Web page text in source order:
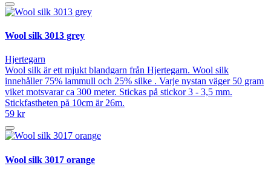
Wool silk 3013 grey
Hjertegarn
Wool silk är ett mjukt blandgarn från Hjertegarn. Wool silk
innehåller 75% lammull och 25% silke . Varje nystan väger 50 gram
viket motsvarar ca 300 meter. Stickas på stickor 3 - 3,5 mm.
Stickfastheten på 10cm är 26m.
59 kr
Wool silk 3017 orange